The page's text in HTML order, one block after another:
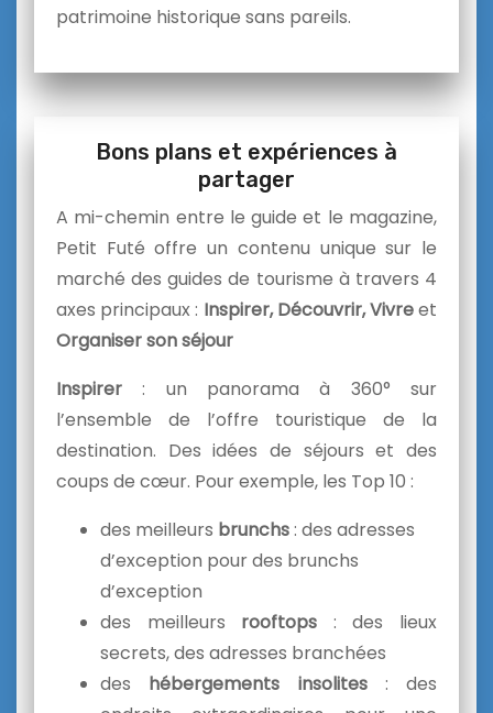
patrimoine historique sans pareils.
Bons plans et expériences à
partager
A mi-chemin entre le guide et le magazine,
Petit Futé offre un contenu unique sur le
marché des guides de tourisme à travers 4
axes principaux : Inspirer, Découvrir, Vivreet
Organiser son séjour
Inspirer: un panorama à 360° sur
l’ensemble de l’offre touristique de la
destination. Des idées de séjours et des
coups de cœur. Pour exemple, les Top 10 :
des meilleurs brunchs: des adresses
d’exception pour des brunchs
d’exception
des meilleurs rooftops : des lieux
secrets, des adresses branchées
des hébergements insolites: des